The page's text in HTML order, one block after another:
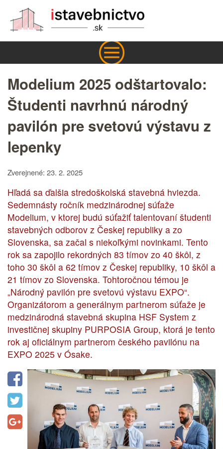
Modelium 2025 odštartovalo:
Študenti navrhnú národný
pavilón pre svetovú výstavu z
lepenky
Zverejnené: 23. 2. 2025
Hľadá sa ďalšia stredoškolská stavebná hviezda.
Sedemnásty ročník medzinárodnej súťaže
Modelium, v ktorej budú súťažiť talentovaní študenti
stavebných odborov z Českej republiky a zo
Slovenska, sa začal s niekoľkými novinkami. Tento
rok sa zapojilo rekordných 83 tímov zo 40 škôl, z
toho 30 škôl a 62 tímov z Českej republiky, 10 škôl a
21 tímov zo Slovenska. Tohtoročnou témou je
„Národný pavilón pre svetovú výstavu EXPO“.
Organizátorom a generálnym partnerom súťaže je
medzinárodná stavebná skupina HSF System z
investičnej skupiny PURPOSIA Group, ktorá je tento
rok aj oficiálnym partnerom českého pavilónu na
EXPO 2025 v Ósake.